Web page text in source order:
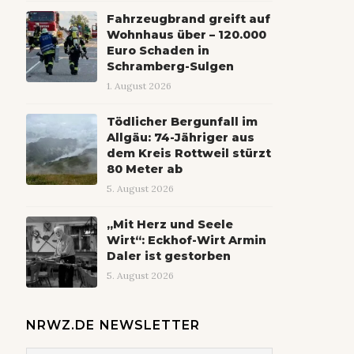
Fahrzeugbrand greift auf
Wohnhaus über – 120.000
Euro Schaden in
Schramberg-Sulgen
1. August 2026
Tödlicher Bergunfall im
Allgäu: 74-Jähriger aus
dem Kreis Rottweil stürzt
80 Meter ab
5. August 2026
„Mit Herz und Seele
Wirt“: Eckhof-Wirt Armin
Daler ist gestorben
5. August 2026
NRWZ.DE NEWSLETTER